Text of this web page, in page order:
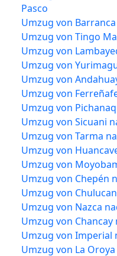
Pasco
Umzug von
Umzug von Tingo
Umzug von
Umzug von
Umzug von
Umzug von
Umzug von
Umzug von Sicuani
Umzug von Tarma
Umzug von
Umzug von
Umzug von Chepén
Umzug von
Umzug von Nazca
Umzug von Chancay
Umzug von Imperial
Umzug von La